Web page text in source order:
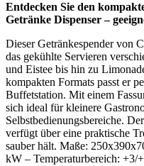
Entdecken Sie den
Getränke Dispenser –
Dieser Getränkespender von
das gekühlte Servieren
und Eistee bis hin zu
kompakten Formats passt er
Buffetstation. Mit einem
sich ideal für kleinere
Selbstbedienungsbereiche.
verfügt über eine praktische
sauber hält. Maße:
kW – Temperaturbereich: +3/